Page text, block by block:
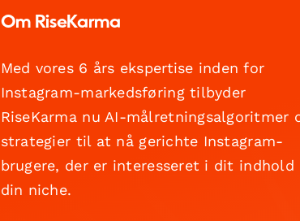
Om RiseKarma
Med vores 6 års ekspertise inden for
Instagram-markedsføring tilbyder
RiseKarma nu AI-målretningsalgoritmer
strategier til at nå gerichte Instagram-
brugere, der er interesseret i dit indhold
din niche.